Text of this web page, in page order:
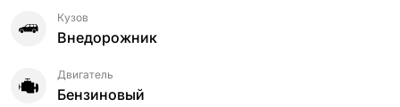
Кузов
Внедорожник
Двигатель
Бензиновый